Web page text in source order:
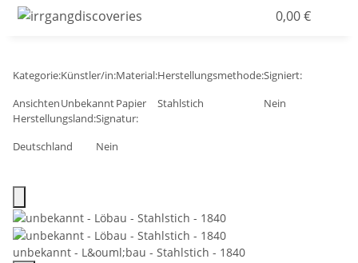
0,00 €
Kategorie:
Ansichten
Künstler/in:
Unbekannt
Material:
Papier
Herstellungsmethode:
Stahlstich
Signiert:
Nein
Herstellungsland:
Deutschland
Signatur:
Nein
unbekannt - L&ouml;bau - Stahlstich - 1840